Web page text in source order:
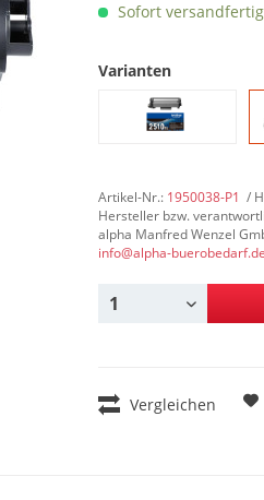
Sofort
Varianten
Artikel-Nr.: 1950038-P1 /
Hersteller bzw.
alpha Manfred Wenzel
info@alpha-buerobedarf.de
Vergleichen